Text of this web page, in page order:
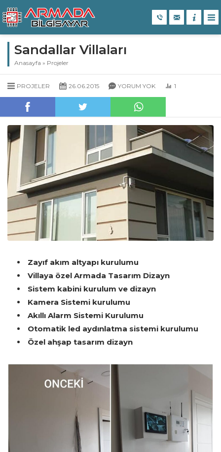
Sandallar Villaları
Anasayfa » Projeler
PROJELER 26.06.2015 YORUM YOK 1
Zayıf akım altyapı kurulumu
Villaya özel Armada Tasarım Dizayn
Sistem kabini kurulum ve dizayn
Kamera Sistemi kurulumu
Akıllı Alarm Sistemi Kurulumu
Otomatik led aydınlatma sistemi kurulumu
Özel ahşap tasarım dizayn